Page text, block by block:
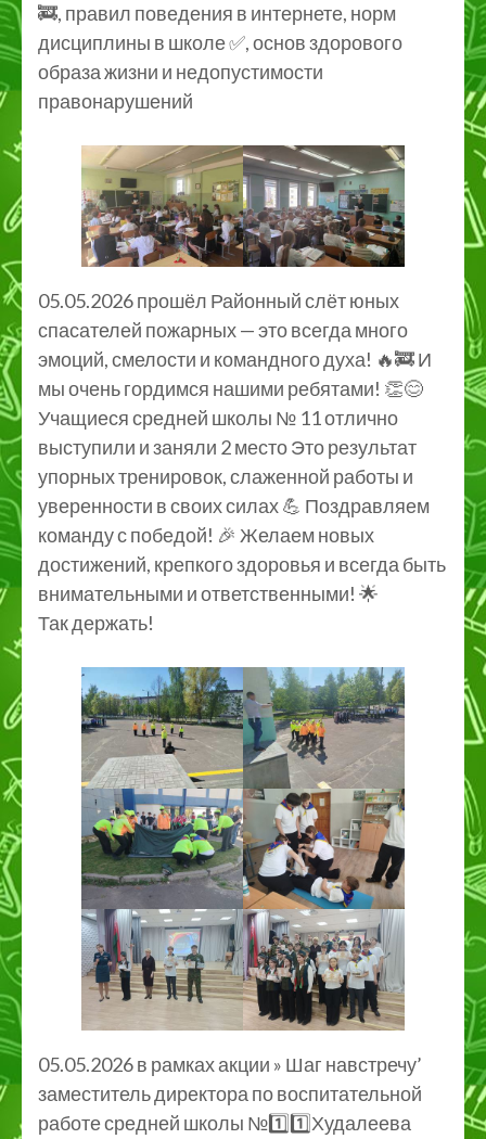
🚒, правил поведения в интернете, норм
дисциплины в школе ✅, основ здорового
образа жизни и недопустимости
правонарушений
05.05.2026 прошёл Районный слёт юных
спасателей пожарных — это всегда много
эмоций, смелости и командного духа! 🔥🚒 И
мы очень гордимся нашими ребятами! 👏😊
Учащиеся средней школы № 11 отлично
выступили и заняли 2 место Это результат
упорных тренировок, слаженной работы и
уверенности в своих силах 💪 Поздравляем
команду с победой! 🎉 Желаем новых
достижений, крепкого здоровья и всегда быть
внимательными и ответственными! 🌟
Так держать!
05.05.2026 в рамках акции » Шаг навстречу’
заместитель директора по воспитательной
работе средней школы №1️⃣1️⃣Худалеева